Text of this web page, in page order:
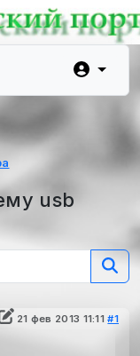
usb
21 фев 2013 11:11 #1